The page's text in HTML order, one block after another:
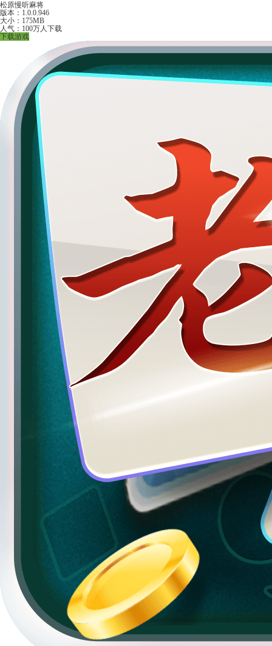
松原慢听麻将
版本：1.0.0.946
大小：175MB
人气：100万人下载
下载游戏